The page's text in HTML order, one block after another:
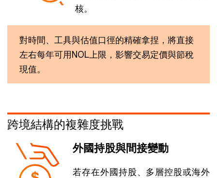
核。
對時間、工具與估值口徑的精確拿捏，將直接
左右每年可用NOL上限，影響交易定價與節稅
現值。
跨境結構的複雜度挑戰
外國持股與間接變動
若存在外國持股、多層控股或海外